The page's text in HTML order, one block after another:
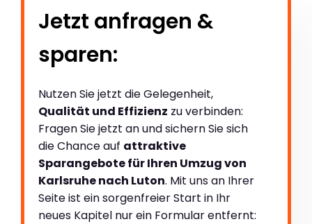
Jetzt anfragen &
sparen:
Nutzen Sie jetzt die Gelegenheit,
Qualität und Effizienz zu verbinden:
Fragen Sie jetzt an und sichern Sie sich
die Chance auf attraktive
Sparangebote für Ihren Umzug von
Karlsruhe nach Luton. Mit uns an Ihrer
Seite ist ein sorgenfreier Start in Ihr
neues Kapitel nur ein Formular entfernt: